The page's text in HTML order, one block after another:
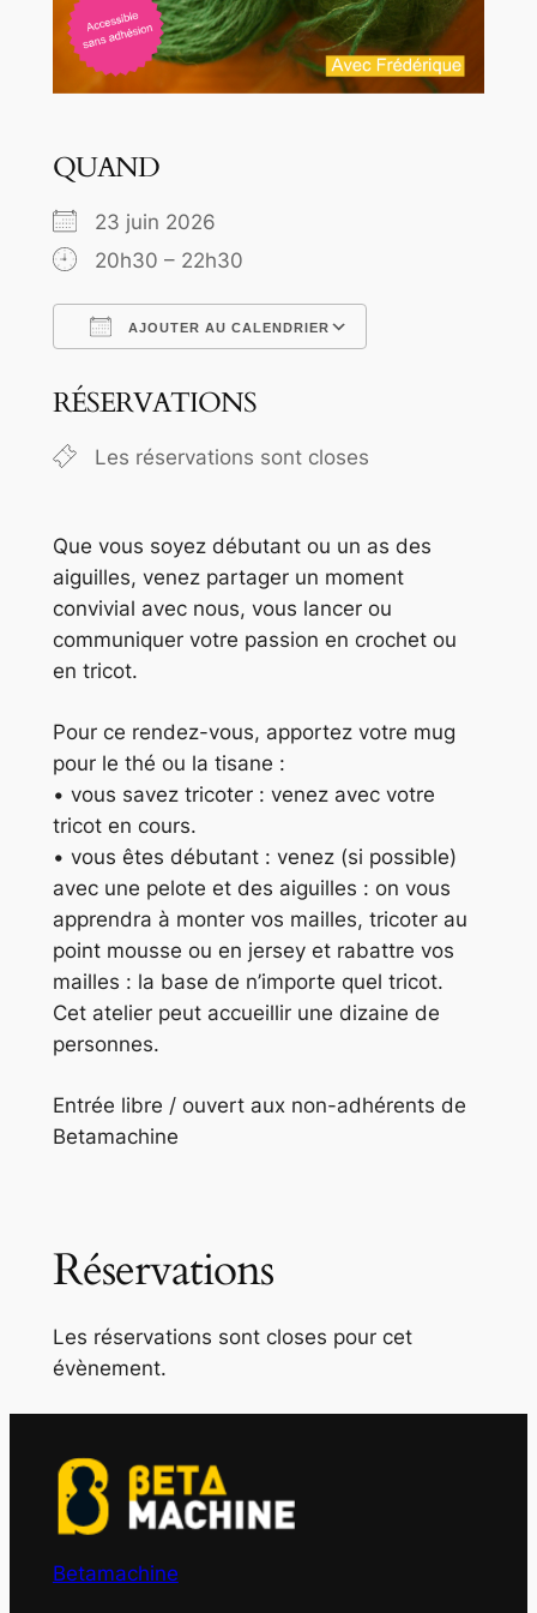
QUAND
23 juin 2026
20h30 – 22h30
AJOUTER AU CALENDRIER
RÉSERVATIONS
Les réservations sont closes
Que vous soyez débutant ou un as des
aiguilles, venez partager un moment
convivial avec nous, vous lancer ou
communiquer votre passion en crochet ou
en tricot.
Pour ce rendez-vous, apportez votre mug
pour le thé ou la tisane :
• vous savez tricoter : venez avec votre
tricot en cours.
• vous êtes débutant : venez (si possible)
avec une pelote et des aiguilles : on vous
apprendra à monter vos mailles, tricoter au
point mousse ou en jersey et rabattre vos
mailles : la base de n’importe quel tricot.
Cet atelier peut accueillir une dizaine de
personnes.
Entrée libre / ouvert aux non-adhérents de
Betamachine
Réservations
Les réservations sont closes pour cet
évènement.
Betamachine